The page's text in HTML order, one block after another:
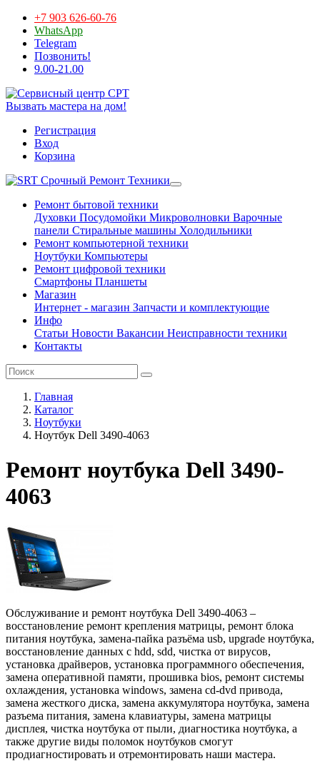
+7 903 626-60-76
WhatsApp
Telegram
Позвонить!
9.00-21.00
Вызвать мастера на дом!
Регистрация
Вход
Корзина
Срочный Ремонт Техники
Ремонт бытовой техники
Духовки Посудомойки Микроволновки Варочные
панели Стиральные машины Холодильники
Ремонт компьютерной техники
Ноутбуки Компьютеры
Ремонт цифровой техники
Смартфоны Планшеты
Магазин
Интернет - магазин Запчасти и комплектующие
Инфо
Статьи Новости Вакансии Неисправности техники
Контакты
Главная
Каталог
Ноутбуки
Ноутбук Dell 3490-4063
Ремонт ноутбука Dell 3490-
4063
Обслуживание и ремонт ноутбука Dell 3490-4063 –
восстановление ремонт крепления матрицы, ремонт блока
питания ноутбука, замена-пайка разъёма usb, upgrade ноутбука,
восстановление данных с hdd, sdd, чистка от вирусов,
установка драйверов, установка программного обеспечения,
замена оперативной памяти, прошивка bios, ремонт системы
охлаждения, установка windows, замена cd-dvd привода,
замена жесткого диска, замена аккумулятора ноутбука, замена
разъема питания, замена клавиатуры, замена матрицы
дисплея, чистка ноутбука от пыли, диагностика ноутбука, а
также другие виды поломок ноутбуков смогут
продиагностировать и отремонтировать наши мастера.